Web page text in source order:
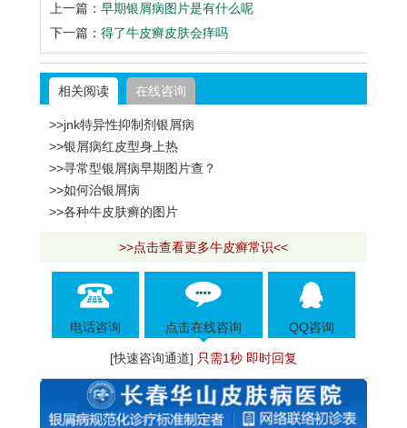
上一篇： 早期银屑病图片是有什么呢
下一篇： 得了牛皮癣皮肤会痒吗
相关阅读 在线咨询
>>jnk特异性抑制剂银屑病
>>银屑病红皮型身上热
>>寻常型银屑病早期图片查？
>>如何治银屑病
>>各种牛皮肤癣的图片
>>点击查看更多牛皮癣常识<<
电话咨询 点击在线咨询 QQ咨询
[快速咨询通道] 只需1秒 即时回复